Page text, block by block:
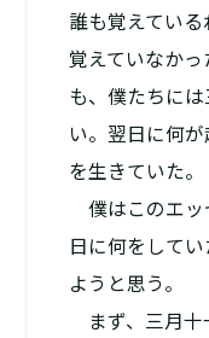
誰も覚えてい
覚えていなか
も、僕たちに
い。翌日に何
を生きていた。
僕はこのエッ
日に何をして
ようと思う。
まず、三月十